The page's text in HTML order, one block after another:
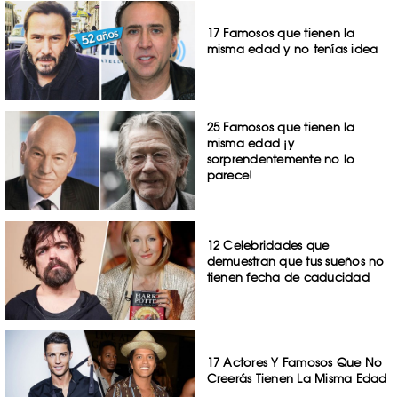
17 Famosos que tienen la
misma edad y no tenías idea
25 Famosos que tienen la
misma edad ¡y
sorprendentemente no lo
parece!
12 Celebridades que
demuestran que tus sueños no
tienen fecha de caducidad
17 Actores Y Famosos Que No
Creerás Tienen La Misma Edad